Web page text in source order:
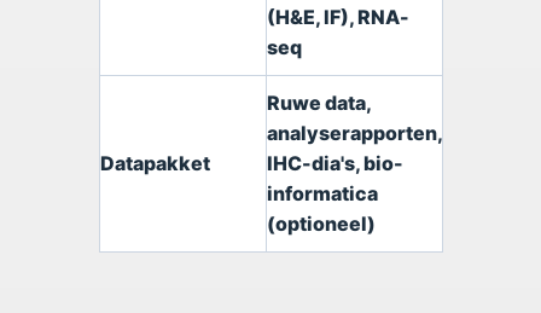
(H&E, IF), RNA-
seq
Datapakket
Ruwe data,
analyserapporten,
IHC-dia's, bio-
informatica
(optioneel)